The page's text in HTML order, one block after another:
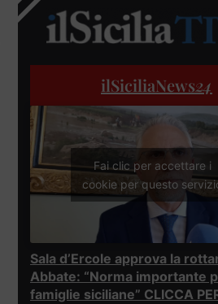
ilSiciliaNews24
Fai clic per accettare i
cookie per questo
Sala d’Ercole approva la
Abbate: “Norma importante
famiglie siciliane” CLICCA